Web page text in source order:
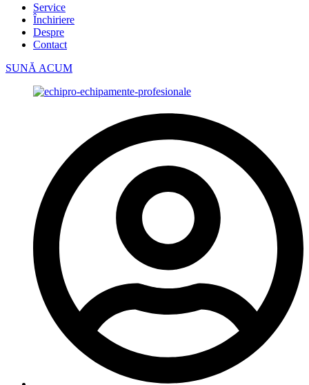
Service
Închiriere
Despre
Contact
SUNĂ ACUM